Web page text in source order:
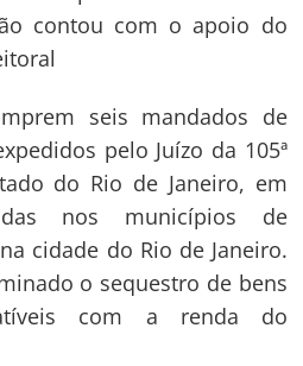
contou com o apoio do
seis mandados de
pelo Juízo da 105ª
do Rio de Janeiro, em
nos municípios de
cidade do Rio de Janeiro.
o sequestro de bens
com a renda do